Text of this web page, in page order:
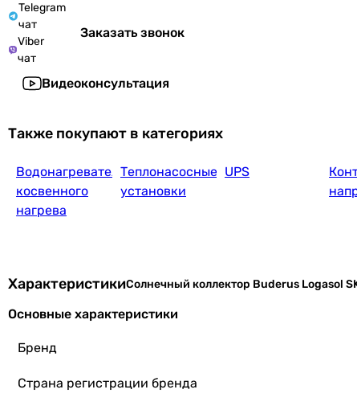
Telegram
чат
Viber
чат
Заказать звонок
Видеоконсультация
Также покупают в категориях
Водонагреватели
косвенного
нагрева
Теплонасосные
установки
UPS
ХарактеристикиСолнечный коллектор Buderus Logasol
Основные характеристики
Бренд
Страна регистрации бренда